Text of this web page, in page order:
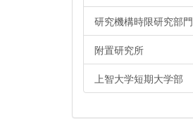
研究機構時限研究部門
附置研究所
上智大学短期大学部